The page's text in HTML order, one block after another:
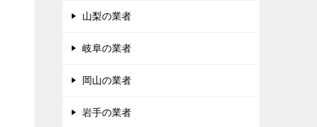
山梨の業者
岐阜の業者
岡山の業者
岩手の業者